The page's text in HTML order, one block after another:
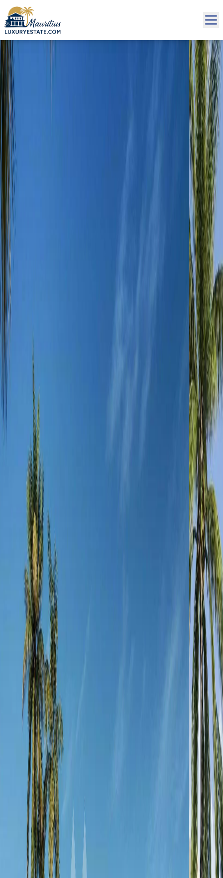
Verkauf Villa The Palm Deira 10.788.800 € | MZIMC785